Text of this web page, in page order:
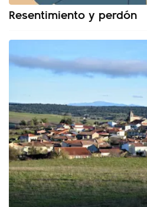
Resentimiento y perdón